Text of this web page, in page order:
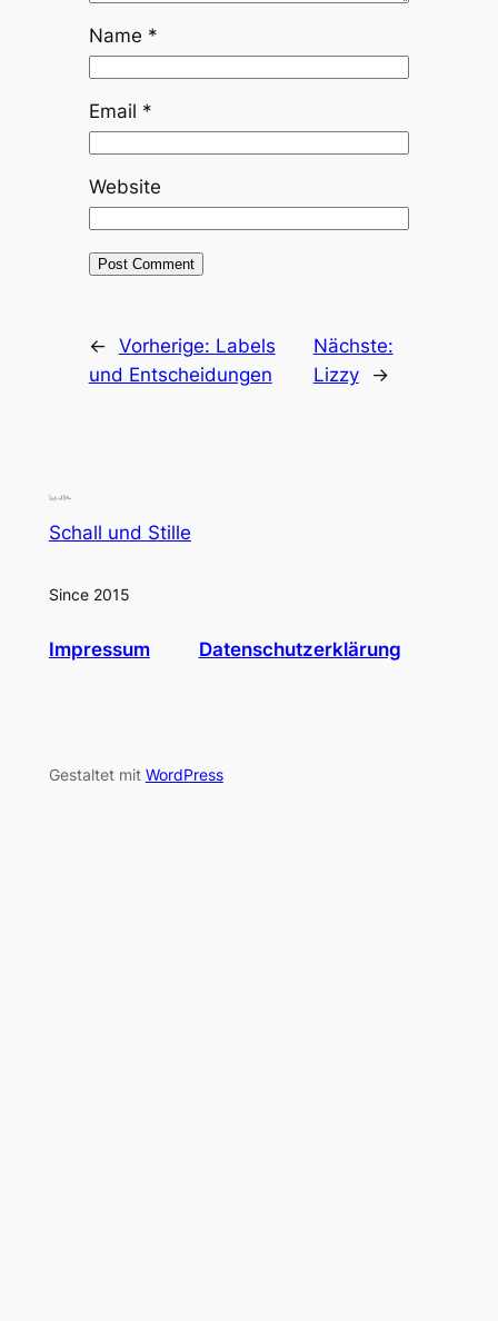
Name *
Email *
Website
← Vorherige: Labels
und Entscheidungen
Nächste:
Lizzy
→
Schall und Stille
Since 2015
Impressum Datenschutzerklärung
Gestaltet mit WordPress